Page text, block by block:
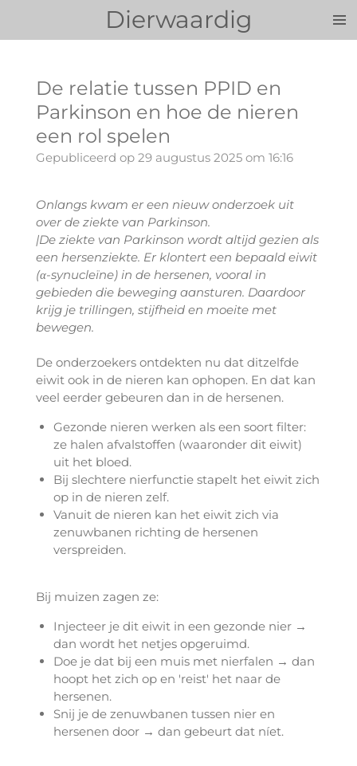
hoofdinhoud
Dierwaardig
De relatie tussen PPID en
Parkinson en hoe de nieren
een rol spelen
Gepubliceerd op 29 augustus 2025 om 16:16
Onlangs kwam er een nieuw onderzoek uit
over de ziekte van Parkinson.
|De ziekte van Parkinson wordt altijd gezien als
een hersenziekte. Er klontert een bepaald eiwit
(α-synucleïne) in de hersenen, vooral in
gebieden die beweging aansturen. Daardoor
krijg je trillingen, stijfheid en moeite met
bewegen.
De onderzoekers ontdekten nu dat ditzelfde
eiwit ook in de nieren kan ophopen. En dat kan
veel eerder gebeuren dan in de hersenen.
Gezonde nieren werken als een soort filter:
ze halen afvalstoffen (waaronder dit eiwit)
uit het bloed.
Bij slechtere nierfunctie stapelt het eiwit zich
op in de nieren zelf.
Vanuit de nieren kan het eiwit zich via
zenuwbanen richting de hersenen
verspreiden.
Bij muizen zagen ze:
Injecteer je dit eiwit in een gezonde nier →
dan wordt het netjes opgeruimd.
Doe je dat bij een muis met nierfalen → dan
hoopt het zich op en 'reist' het naar de
hersenen.
Snij je de zenuwbanen tussen nier en
hersenen door → dan gebeurt dat níet.